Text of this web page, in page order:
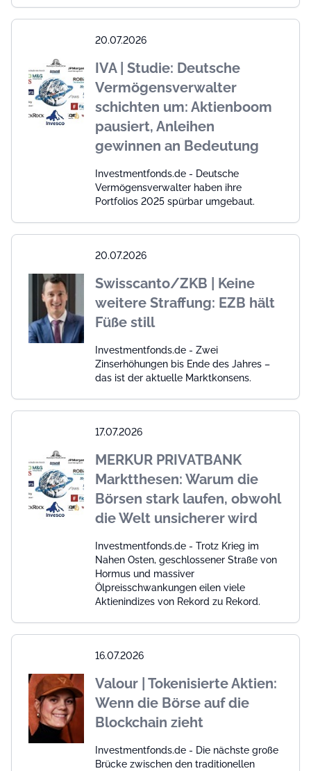
20.07.2026
IVA | Studie: Deutsche
Vermögensverwalter
schichten um: Aktienboom
pausiert, Anleihen
gewinnen an Bedeutung
Investmentfonds.de - Deutsche
Vermögensverwalter haben ihre
Portfolios 2025 spürbar umgebaut.
20.07.2026
Swisscanto/ZKB | Keine
weitere Straffung: EZB hält
Füße still
Investmentfonds.de - Zwei
Zinserhöhungen bis Ende des Jahres –
das ist der aktuelle Marktkonsens.
17.07.2026
MERKUR PRIVATBANK
Marktthesen: Warum die
Börsen stark laufen, obwohl
die Welt unsicherer wird
Investmentfonds.de - Trotz Krieg im
Nahen Osten, geschlossener Straße von
Hormus und massiver
Ölpreisschwankungen eilen viele
Aktienindizes von Rekord zu Rekord.
16.07.2026
Valour | Tokenisierte Aktien:
Wenn die Börse auf die
Blockchain zieht
Investmentfonds.de - Die nächste große
Brücke zwischen den traditionellen